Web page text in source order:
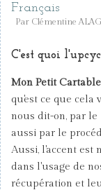
Français
Par Clémentine
C'est quoi
Mon Petit
qu'est ce que
nous dit-on, par le
aussi par le
Aussi, l'accent est
dans l'usage de
récupération et